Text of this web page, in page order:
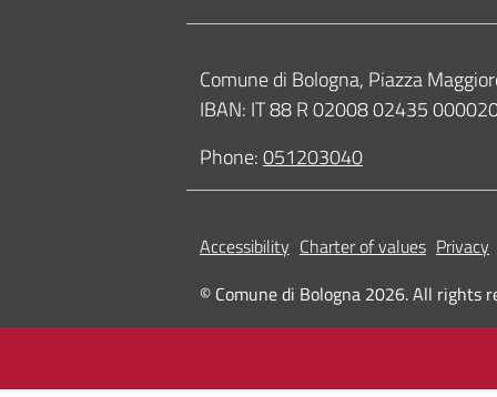
Contacts
Comune di Bologna, Piazza
IBAN: IT 88 R 02008 02435
Phone:051203040
Accessibility Charter of values Privacy
© Comune di Bologna 2026. All rights